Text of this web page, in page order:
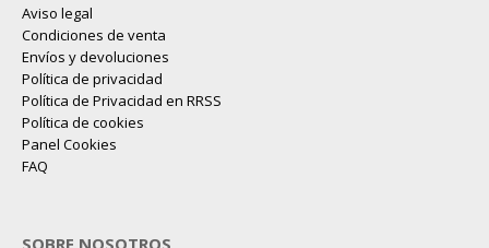
Envíos y devoluciones
Política de privacidad
Política de Privacidad en RRSS
Política de cookies
Panel Cookies
FAQ